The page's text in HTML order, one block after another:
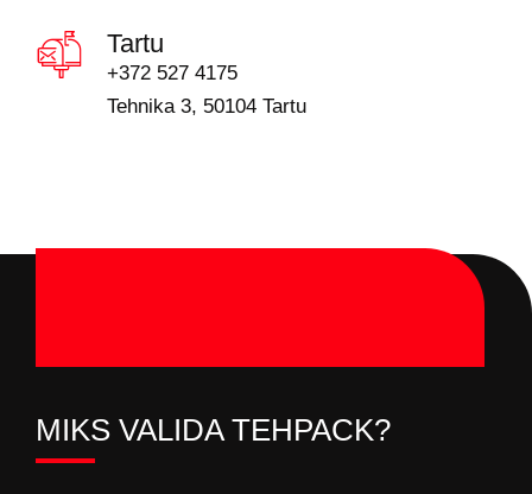
Tartu
+372 527 4175
Tehnika 3, 50104 Tartu
MIKS VALIDA TEHPACK?